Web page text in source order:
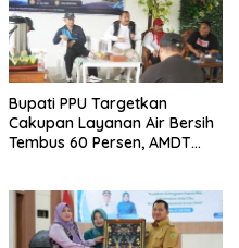
Bupati PPU Targetkan
Cakupan Layanan Air Bersih
Tembus 60 Persen, AMDT